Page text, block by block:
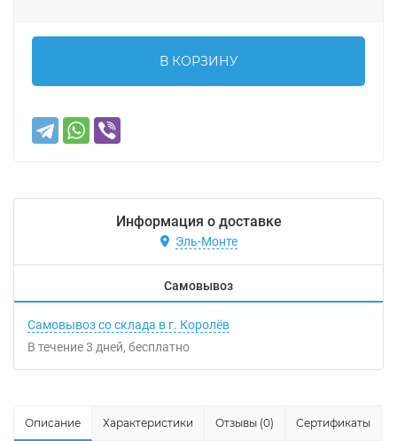
В КОРЗИНУ
Информация о доставке
Эль-Монте
Самовывоз
Самовывоз со склада в г. Королёв
В течение3 дней Бесплатно
Описание Характеристики Отзывы (0) Сертификаты